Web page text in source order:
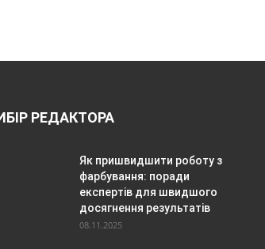
РЕДАКТОРА
Як пришвидшити роботу з
фарбування: поради
експертів для швидшого
досягнення результатів
08.11.2025